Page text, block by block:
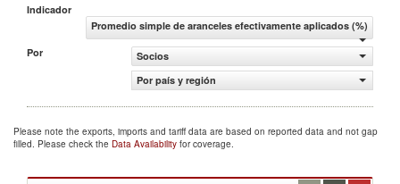
Indicador
Promedio simple de aranceles efectivamente aplicados (%)
Por
Socios
Por país y región
Please note the exports, imports and tariff data are based on reported data and not gap
filled. Please check the Data Availability for coverage.